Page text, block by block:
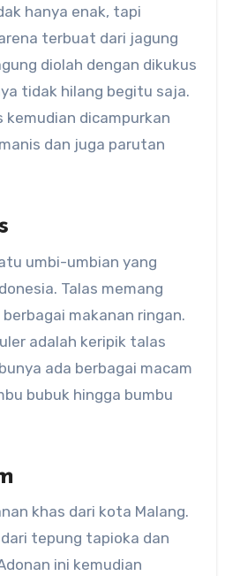
hanya enak, tapi
terbuat dari jagung
diolah dengan dikukus
tidak hilang begitu saja.
kemudian dicampurkan
dan juga parutan
umbi-umbian yang
Talas memang
makanan ringan.
adalah keripik talas
ada berbagai macam
bubuk hingga bumbu
khas dari kota Malang.
tepung tapioka dan
ini kemudian